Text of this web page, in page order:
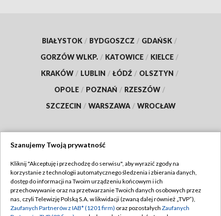
BIAŁYSTOK / BYDGOSZCZ / GDAŃSK /
GORZÓW WLKP. / KATOWICE / KIELCE /
KRAKÓW / LUBLIN / ŁÓDŹ / OLSZTYN /
OPOLE / POZNAŃ / RZESZÓW /
SZCZECIN / WARSZAWA / WROCŁAW
TVP
Abonament TVP
Emisja w TVP
Regulamin TVP
Polityka prywatności
Szanujemy Twoją prywatność
Kliknij "Akceptuję i przechodzę do serwisu", aby wyrazić zgody na
korzystanie z technologii automatycznego śledzenia i zbierania danych,
dostęp do informacji na Twoim urządzeniu końcowym i ich
przechowywanie oraz na przetwarzanie Twoich danych osobowych przez
nas, czyli Telewizję Polską S.A. w likwidacji (zwaną dalej również „TVP”),
Zaufanych Partnerów z IAB* (1201 firm) oraz pozostałych Zaufanych